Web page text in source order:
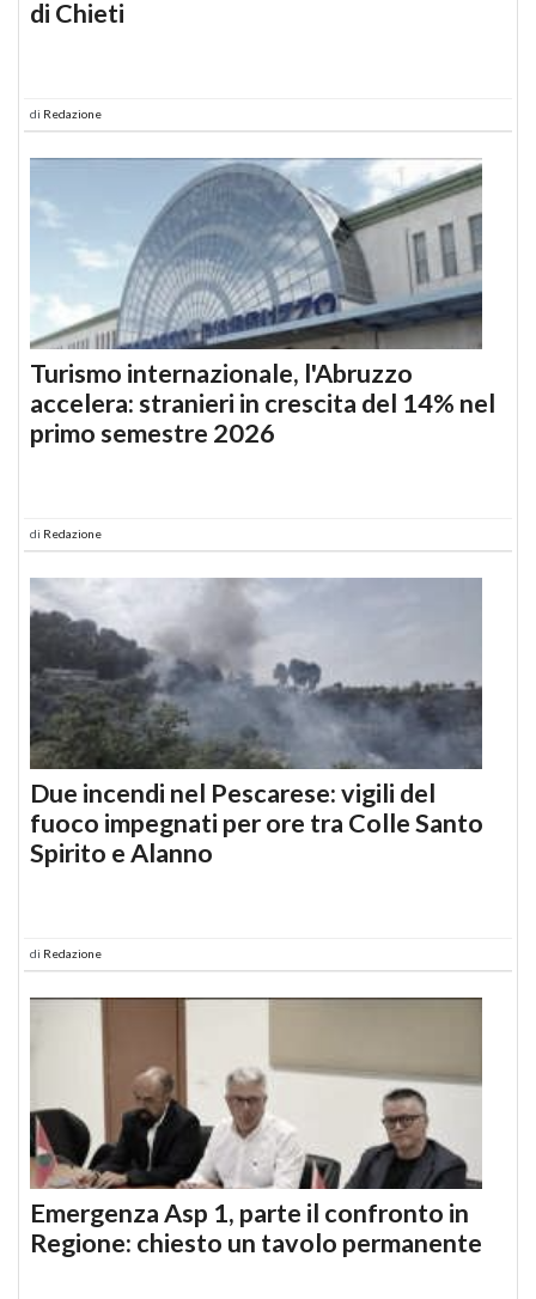
di Chieti
di Redazione
Turismo internazionale, l'Abruzzo
accelera: stranieri in crescita del 14% nel
primo semestre 2026
di Redazione
Due incendi nel Pescarese: vigili del
fuoco impegnati per ore tra Colle Santo
Spirito e Alanno
di Redazione
Emergenza Asp 1, parte il confronto in
Regione: chiesto un tavolo permanente